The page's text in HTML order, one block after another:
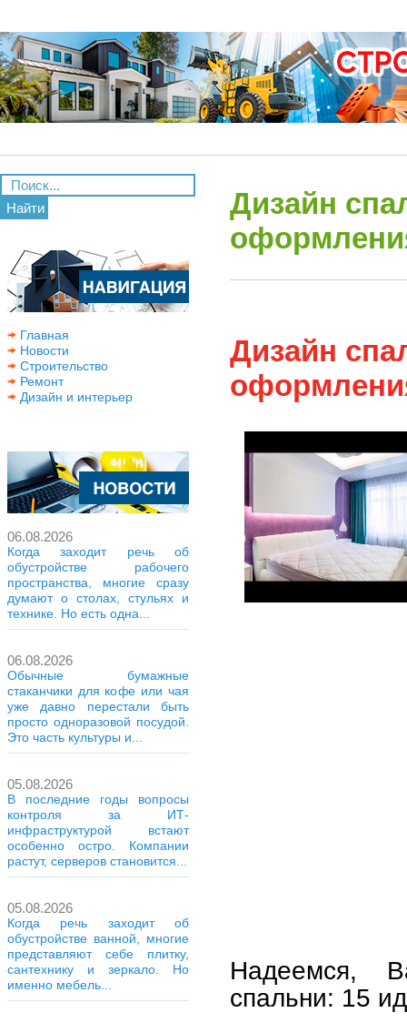
Найти
Главная
Новости
Строительство
Ремонт
Дизайн и интерьер
06.08.2026
Когда заходит речь об
обустройстве рабочего
пространства, многие сразу
думают о столах, стульях и
технике. Но есть одна...
06.08.2026
Обычные бумажные
стаканчики для кофе или чая
уже давно перестали быть
просто одноразовой посудой.
Это часть культуры и...
05.08.2026
В последние годы вопросы
контроля за ИТ-
инфраструктурой встают
особенно остро. Компании
растут, серверов становится...
05.08.2026
Когда речь заходит об
обустройстве ванной, многие
представляют себе плитку,
сантехнику и зеркало. Но
именно мебель...
Дизайн
Дизайн
Надеемся,
спальни: 15